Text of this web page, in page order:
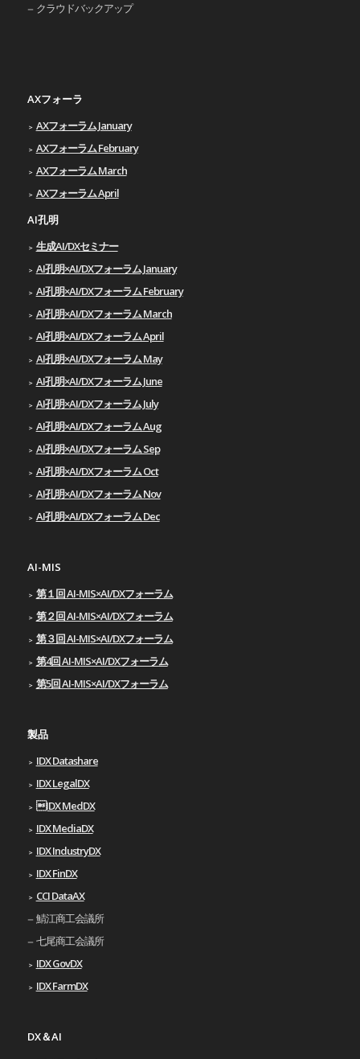
クラウドバックアップ
AXフォーラ
AXフォーラム January
AXフォーラム February
AXフォーラム March
AXフォーラム April
AI孔明
生成AI/DXセミナー
AI孔明×AI/DXフォーラム January
AI孔明×AI/DXフォーラム February
AI孔明×AI/DXフォーラム March
AI孔明×AI/DXフォーラム April
AI孔明×AI/DXフォーラム May
AI孔明×AI/DXフォーラム June
AI孔明×AI/DXフォーラム July
AI孔明×AI/DXフォーラム Aug
AI孔明×AI/DXフォーラム Sep
AI孔明×AI/DXフォーラム Oct
AI孔明×AI/DXフォーラム Nov
AI孔明×AI/DXフォーラム Dec
AI-MIS
第１回 AI-MIS×AI/DXフォーラム
第２回 AI-MIS×AI/DXフォーラム
第３回 AI-MIS×AI/DXフォーラム
第4回 AI-MIS×AI/DXフォーラム
第5回 AI-MIS×AI/DXフォーラム
製品
IDX Datashare
IDX LegalDX
IDX MedDX
IDX MediaDX
IDX IndustryDX
IDX FinDX
CCI DataAX
鯖江商工会議所
七尾商工会議所
IDX GovDX
IDX FarmDX
DX＆AI